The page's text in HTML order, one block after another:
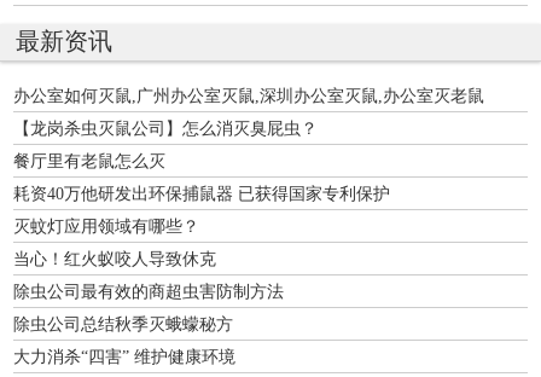
最新资讯
办公室如何灭鼠,广州办公室灭鼠,深圳办公室灭鼠,办公室灭老鼠
【龙岗杀虫灭鼠公司】怎么消灭臭屁虫？
餐厅里有老鼠怎么灭
耗资40万他研发出环保捕鼠器 已获得国家专利保护
灭蚊灯应用领域有哪些？
当心！红火蚁咬人导致休克
除虫公司最有效的商超虫害防制方法
除虫公司总结秋季灭蛾蠓秘方
大力消杀“四害” 维护健康环境